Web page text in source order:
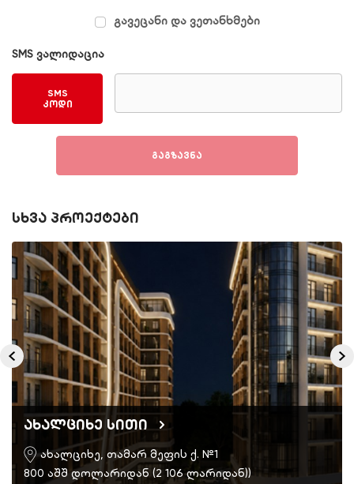
გავეცანი და ვეთანხმები
SMS ვალიდაცია
SMS
კოდი
გაგზავნა
სხვა პროექტები
ახალციხე სითი
ახალციხე, თამარ მეფის ქ. №1
800 აშშ დოლარიდან (2 106 ლარიდან))